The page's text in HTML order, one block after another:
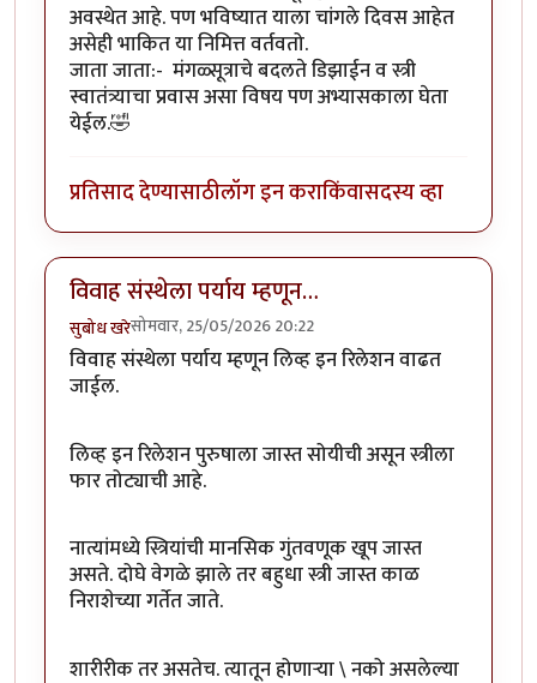
अवस्थेत आहे. पण भविष्यात याला चांगले दिवस आहेत
असेही भाकित या निमित्त वर्तवतो.
जाता जाता:- मंगळ्सूत्राचे बदलते डिझाईन व स्त्री
स्वातंत्र्याचा प्रवास असा विषय पण अभ्यासकाला घेता
येईल.🤣
प्रतिसाद देण्यासाठीलॉग इन कराकिंवासदस्य व्हा
विवाह संस्थेला पर्याय म्हणून…
सुबोध खरेसोमवार, 25/05/2026 20:22
विवाह संस्थेला पर्याय म्हणून लिव्ह इन रिलेशन वाढत
जाईल.
लिव्ह इन रिलेशन पुरुषाला जास्त सोयीची असून स्त्रीला
फार तोट्याची आहे.
नात्यांमध्ये स्त्रियांची मानसिक गुंतवणूक खूप जास्त
असते. दोघे वेगळे झाले तर बहुधा स्त्री जास्त काळ
निराशेच्या गर्तेत जाते.
शारीरीक तर असतेच. त्यातून होणाऱ्या \ नको असलेल्या